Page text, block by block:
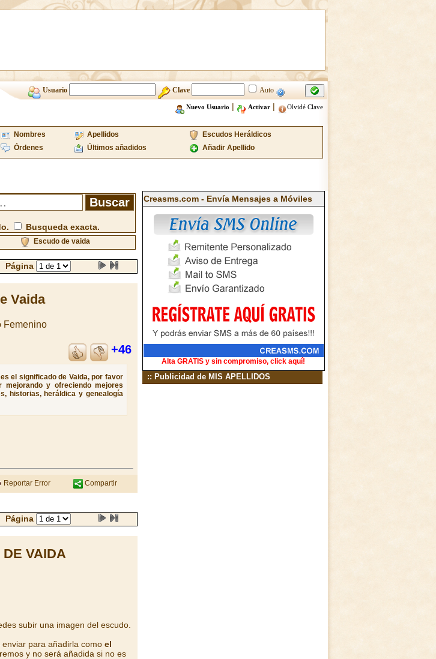
Usuario Clave Auto
Nuevo Usuario | Activar| Olvidé Clave
Nombres Apellidos
Escudos Heráldicos
Órdenes Últimos añadidos Añadir Apellido
Busqueda exacta.
Escudo de vaida
Página
Vaida
Femenino
+46
el significado de Vaida, por favor
y ofreciendo mejores
historias, heráldica y genealogía
Reportar Error Compartir
Página
VAIDA
subir una imagen del escudo.
para añadirla como el
y no será añadida si no es
Creasms.com - Envía Mensajes a Móviles
Alta GRATIS y sin compromiso, click aquí!
:: Publicidad de MIS APELLIDOS